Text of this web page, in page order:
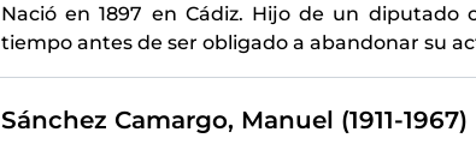
Nació en 1897 en Cádiz. Hijo de un diputado
tiempo antes de ser obligado a abandonar su
Sánchez Camargo, Manuel (1911-1967)